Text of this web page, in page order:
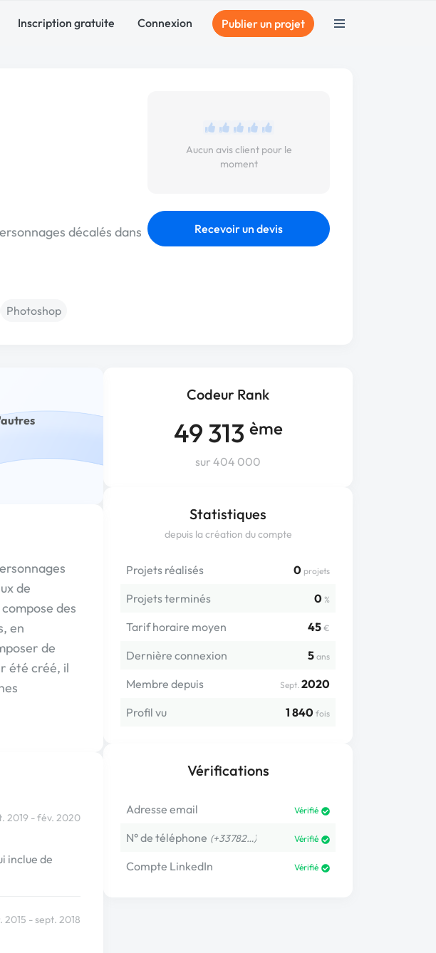
Inscription gratuite Connexion Publier un projet
décalés dans
Photoshop
Aucun avis client pour le
moment
Recevoir un devis
Codeur Rank
49 313 ème
sur 404 000
Statistiques
depuis la création du compte
Projets réalisés 0 projets
Projets terminés 0 %
Tarif horaire moyen 45 €
Dernière connexion 5 ans
Membre depuis Sept. 2020
Profil vu
1 840 fois
Vérifications
Adresse email Vérifié
N° de téléphone (+33782…) Vérifié
Compte LinkedIn Vérifié
de
des
en
de
été créé, il
2019 - fév. 2020
inclue de
2015 - sept. 2018